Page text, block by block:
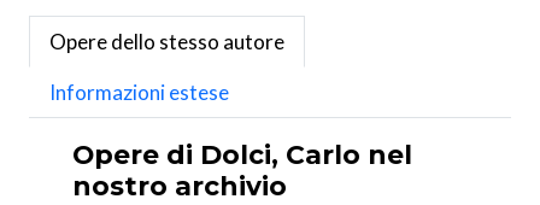
Opere dello stesso autore
Informazioni estese
Opere di Dolci, Carlo nel
nostro archivio